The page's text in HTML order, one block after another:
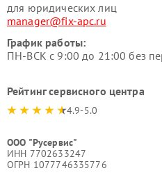
для юридических лиц
manager@fix-apc.ru
График работы:
ПН-ВСК с 9:00 до 21:00 без
Рейтинг сервисного центра
4.9-5.0
ООО "Русервис"
ИНН 7702633247
ОГРН 1077746335776